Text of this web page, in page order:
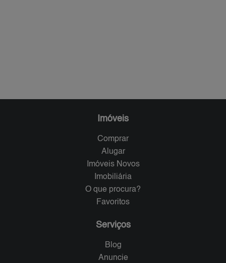
Imóveis
Comprar
Alugar
Imóveis Novos
Imobiliária
O que procura?
Favoritos
Serviços
Blog
Anuncie